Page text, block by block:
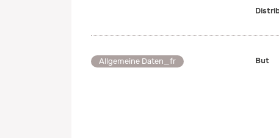
Allgemeine Daten_fr But